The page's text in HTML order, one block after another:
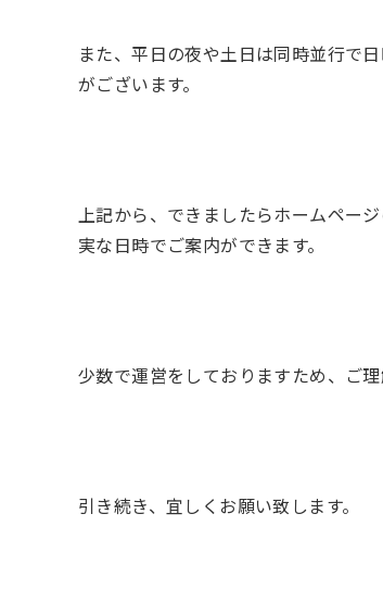
また、平日の夜や土日は同時並行で
がございます。
上記から、できましたらホームペー
実な日時でご案内ができます。
少数で運営をしておりますため、ご
引き続き、宜しくお願い致します。